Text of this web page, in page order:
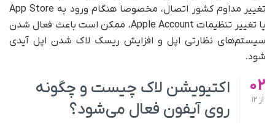
تغییر مداوم کشور اتصال، مخصوصا هنگام ورود به App Store
یا تغییر تنظیمات Apple Account، ممکن است باعث فعال شدن
سیستم‌های نظارتی اپل و افزایش ریسک لاک شدن اپل آیدی
شود.
02
از
اکتیویشن لاک چیست و چگونه
روی آیفون فعال می‌شود؟